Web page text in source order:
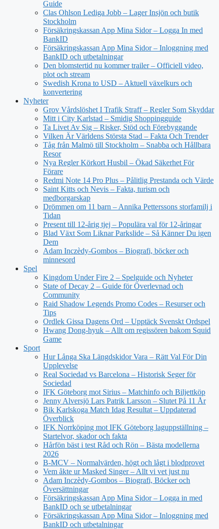
Guide
Clas Ohlson Lediga Jobb – Lager Insjön och butik
Stockholm
Försäkringskassan App Mina Sidor – Logga In med
BankID
Försäkringskassan App Mina Sidor – Inloggning med
BankID och utbetalningar
Den blomstertid nu kommer trailer – Officiell video,
plot och stream
Swedish Krona to USD – Aktuell växelkurs och
konvertering
Nyheter
Grov Vårdslöshet I Trafik Straff – Regler Som Skyddar
Mitt i City Karlstad – Smidig Shoppingguide
Ta Livet Av Sig – Risker, Stöd och Förebyggande
Vilken Är Världens Största Stad – Fakta Och Trender
Tåg från Malmö till Stockholm – Snabba och Hållbara
Resor
Nya Regler Körkort Husbil – Ökad Säkerhet För
Förare
Redmi Note 14 Pro Plus – Pålitlig Prestanda och Värde
Saint Kitts och Nevis – Fakta, turism och
medborgarskap
Drömmen om 11 barn – Annika Petterssons storfamilj i
Tidan
Present till 12-årig tjej – Populära val för 12-åringar
Blad Växt Som Liknar Parkslide – Så Känner Du igen
Dem
Adam Inczèdy-Gombos – Biografi, böcker och
minnesord
Spel
Kingdom Under Fire 2 – Spelguide och Nyheter
State of Decay 2 – Guide för Överlevnad och
Community
Raid Shadow Legends Promo Codes – Resurser och
Tips
Ordlek Gissa Dagens Ord – Upptäck Svenskt Ordspel
Hwang Dong-hyuk – Allt om regissören bakom Squid
Game
Sport
Hur Långa Ska Längdskidor Vara – Rätt Val För Din
Upplevelse
Real Sociedad vs Barcelona – Historisk Seger för
Sociedad
IFK Göteborg mot Sirius – Matchinfo och Biljettköp
Jenny Alversjö Lars Patrik Larsson – Slutet På 11 År
Bik Karlskoga Match Idag Resultat – Uppdaterad
Överblick
IFK Norrköping mot IFK Göteborg laguppställning –
Startelvor, skador och fakta
Hårfön bäst i test Råd och Rön – Bästa modellerna
2026
B-MCV – Normalvärden, högt och lågt i blodprovet
Vem åkte ur Masked Singer – Allt vi vet just nu
Adam Inczèdy-Gombos – Biografi, Böcker och
Översättningar
Försäkringskassan App Mina Sidor – Logga in med
BankID och se utbetalningar
Försäkringskassan App Mina Sidor – Inloggning med
BankID och utbetalningar